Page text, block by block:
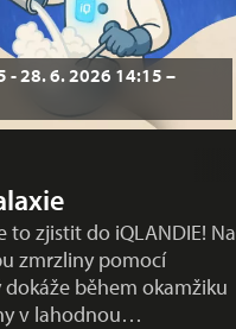
- 28. 6. 2026 14:15 –
to zjistit do iQLANDIE! Na
zmrzliny pomocí
během okamžiku
v lahodnou…